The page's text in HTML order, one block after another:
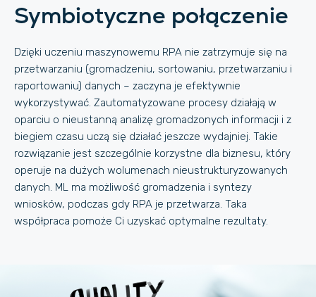
Symbiotyczne połączenie
Dzięki uczeniu maszynowemu RPA nie zatrzymuje się na
przetwarzaniu (gromadzeniu, sortowaniu, przetwarzaniu i
raportowaniu) danych – zaczyna je efektywnie
wykorzystywać. Zautomatyzowane procesy działają w
oparciu o nieustanną analizę gromadzonych informacji i z
biegiem czasu uczą się działać jeszcze wydajniej. Takie
rozwiązanie jest szczególnie korzystne dla biznesu, który
operuje na dużych wolumenach nieustrukturyzowanych
danych. ML ma możliwość gromadzenia i syntezy
wniosków, podczas gdy RPA je przetwarza. Taka
współpraca pomoże Ci uzyskać optymalne rezultaty.